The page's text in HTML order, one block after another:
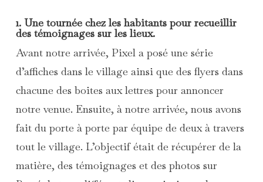
1. Une tournée chez les habitants pour recueillir
des témoignages sur les lieux.
Avant notre arrivée, Pixel a posé une série
d’affiches dans le village ainsi que des flyers dans
chacune des boites aux lettres pour annoncer
notre venue. Ensuite, à notre arrivée, nous avons
fait du porte à porte par équipe de deux à travers
tout le village. L’objectif était de récupérer de la
matière, des témoignages et des photos sur